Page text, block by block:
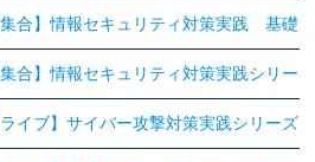
集合】情報セキュリティ対策実践 基礎
集合】情報セキュリティ対策実践シリ
ライブ】サイバー攻撃対策実践シリー